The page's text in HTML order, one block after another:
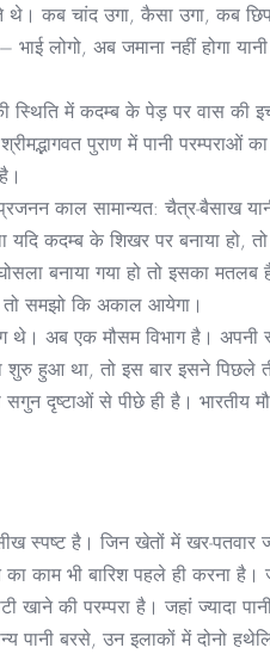
कब चांद उगा, कैसा उगा, कब
लोगो, अब जमाना नहीं होगा यानी
में कदम्ब के पेड़ पर वास की
पुराण में पानी परम्पराओं
काल सामान्यत: चैत्र-बैसाख
कदम्ब के शिखर पर बनाया हो,
बनाया गया हो तो इसका
तो समझो कि अकाल आयेगा।
अब एक मौसम विभाग है। अपनी
हुआ था, तो इस बार इसने पिछले
दृष्टाओं से पीछे ही है। भारतीय
स्पष्ट है। जिन खेतों में खर-पतवार
भी बारिश पहले ही करना है।
की परम्परा है। जहां ज्यादा
पानी बरसे, उन इलाकों में दोनो